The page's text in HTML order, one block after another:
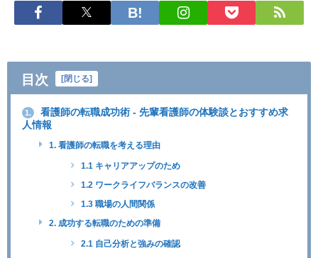
目次 閉じる
1.
看護師の転職成功術 - 先輩看護師の体験談とおすすめ求
人情報
1. 看護師の転職を考える理由
1.1 キャリアアップのため
1.2 ワークライフバランスの改善
1.3 職場の人間関係
2. 成功する転職のための準備
2.1 自己分析と強みの確認